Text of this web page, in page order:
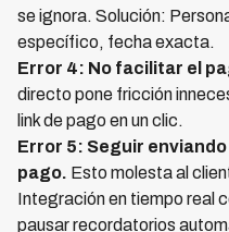
se ignora. Solución:
específico, fecha exacta.
Error 4: No facilitar el
directo pone fricción
link de pago en un clic.
Error 5: Seguir
pago. Esto molesta al
Integración en tiempo real
pausar recordatorios